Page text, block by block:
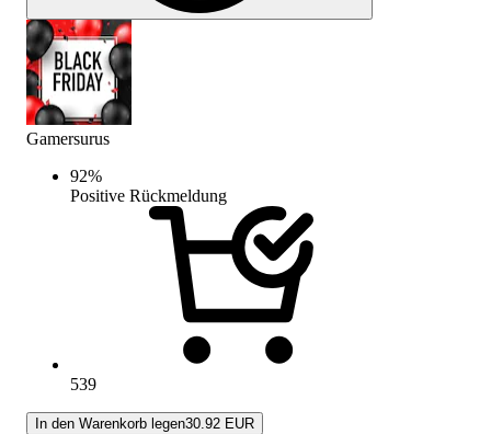
Gamersurus
92%
Positive Rückmeldung
539
In den Warenkorb legen30.92 EUR